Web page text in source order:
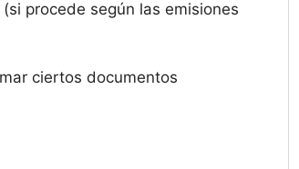
procede según las emisiones
ciertos documentos